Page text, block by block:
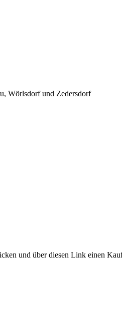
Wörlsdorf und Zedersdorf
und über diesen Link einen